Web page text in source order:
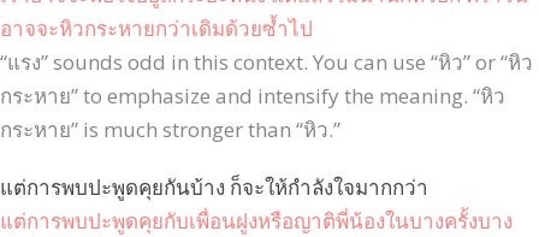
อาจจะหิวกระหายกว่าเดิมด้วยซ้ำไป
“แรง” sounds odd in this context. You can use “หิว” or “หิว
กระหาย” to emphasize and intensify the meaning. “หิว
กระหาย” is much stronger than “หิว.”
แต่การพบปะพูดคุยกันบ้าง ก็จะให้กำลังใจมากกว่า
แต่การพบปะพูดคุยกับเพื่อนฝูงหรือญาติพี่น้องในบางครั้งบาง